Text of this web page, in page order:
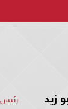
زيد رئيس